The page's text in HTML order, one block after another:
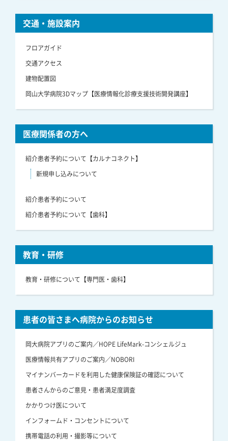
交通・施設案内
フロアガイド
交通アクセス
建物配置図
岡山大学病院3Dマップ【医療情報化診療支援技術開発講座】
医療関係者の方へ
紹介患者予約について【カルナコネクト】
新規申し込みについて
紹介患者予約について
紹介患者予約について【歯科】
教育・研修
教育・研修について【専門医・歯科】
患者の皆さまへ病院からのお知らせ
岡大病院アプリのご案内／HOPE LifeMark-コンシェルジュ
医療情報共有アプリのご案内／NOBORI
マイナンバーカードを利用した健康保険証の確認について
患者さんからのご意見・患者満足度調査
かかりつけ医について
インフォームド・コンセントについて
携帯電話の利用・撮影等について